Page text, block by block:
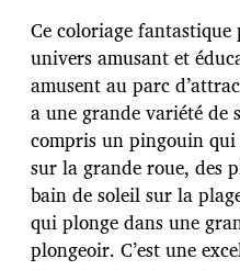
e
d
e
p
u
b
l
i
c
a
t
Ce coloriage
univers amusant et
amusent au parc
a une grande variété de
compris un pingouin qui
sur la grande roue, des
bain de soleil sur la
qui plonge dans une
plongeoir. C’est une